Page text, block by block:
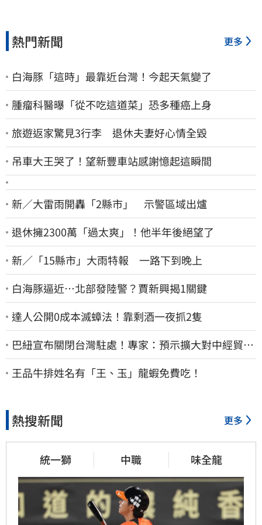
熱門新聞 更多
白海豚「這時」最靠近台灣！今起天氣變了
腫瘤科醫曝「從不吃這道菜」恐多種癌上身
旅遊返家驚見3行李 退休夫妻好心情全毀
吊車大王哭了！望新豐車站感謝憶起這瞬間
新／大雷雨開轟「2縣市」 示警區域出爐
退休擁2300萬「過太爽」！他半年後絕望了
新／「15縣市」大雨特報 一路下到晚上
白海豚逼近…北部發陸警？賈新興揭1關鍵
達人公開0成本滅蟑法！靠剩酒一夜抓2隻
巴紐宣布關閉台灣駐處！專家：預示擴大對中經貿合
作
王品牛排姓名有「王、玉」龍蝦免費吃！
熱搜新聞 更多
統一獅 中職 味全龍